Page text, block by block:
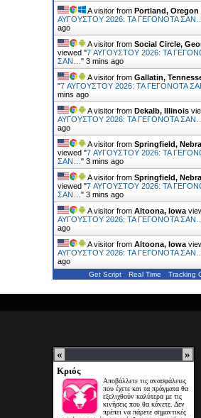
A visitor from Portland, Oregon
ΑΥΓΟΥΣΤΟΥ 2026: ΤΑ ΓΕΓΟΝΟΤΑ ΣΑΝ…
ago
A visitor from Social Circle,
viewed "7 ΑΥΓΟΥΣΤΟΥ 2026: ΤΑ
ΣΑΝ… " 3 mins ago
A visitor from Gallatin,
"7 ΑΥΓΟΥΣΤΟΥ 2026: ΤΑ ΓΕΓΟΝΟΤΑ
mins ago
A visitor from Dekalb, Illinois
ΑΥΓΟΥΣΤΟΥ 2026: ΤΑ ΓΕΓΟΝΟΤΑ ΣΑΝ…
ago
A visitor from Springfield,
viewed "7 ΑΥΓΟΥΣΤΟΥ 2026: ΤΑ
ΣΑΝ… " 3 mins ago
A visitor from Springfield,
viewed "7 ΑΥΓΟΥΣΤΟΥ 2026: ΤΑ
ΣΑΝ… " 3 mins ago
A visitor from Altoona, Iowa
ΑΥΓΟΥΣΤΟΥ 2026: ΤΑ ΓΕΓΟΝΟΤΑ ΣΑΝ…
ago
A visitor from Altoona, Iowa
ΑΥΓΟΥΣΤΟΥ 2026: ΤΑ ΓΕΓΟΝΟΤΑ ΣΑΝ…
ago
Get Script Real Time Tracking